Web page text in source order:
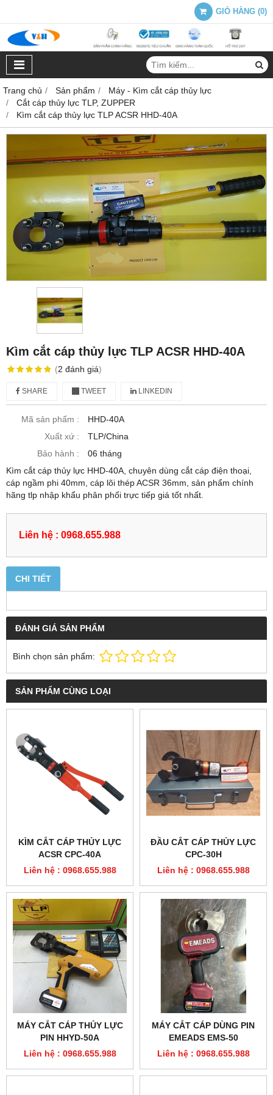
GIỎ HÀNG (0)
Trang chủ Sản phẩm
Máy - Kìm cắt cáp thủy lực
Cắt cáp thủy lực TLP, ZUPPER
Kìm cắt cáp thủy lực TLP ACSR HHD-40A
Kìm cắt cáp thủy lực TLP ACSR HHD-40A
(2 đánh giá)
SHARE TWEET LINKEDIN
Mã sản phẩm :
HHD-40A
Xuất xứ :
TLP/China
Bảo hành :
06 tháng
Kìm cắt cáp thủy lực HHD-40A, chuyên dùng cắt cáp điện thoại,
cáp ngầm phi 40mm, cáp lõi thép ACSR 36mm, sản phẩm chính
hãng tlp nhập khẩu phân phối trực tiếp giá tốt nhất.
Liên hệ : 0968.655.988
CHI TIẾT
ĐÁNH GIÁ SẢN PHẨM
Bình chọn sản phẩm:
SẢN PHẨM CÙNG LOẠI
KÌM CẮT CÁP THỦY LỰC
ACSR CPC-40A
Liên hệ : 0968.655.988
ĐẦU CẮT CÁP THỦY LỰC
CPC-30H
Liên hệ : 0968.655.988
MÁY CẮT CÁP THỦY LỰC
PIN HHYD-50A
Liên hệ : 0968.655.988
MÁY CẮT CÁP DÙNG PIN
EMEADS EMS-50
Liên hệ : 0968.655.988